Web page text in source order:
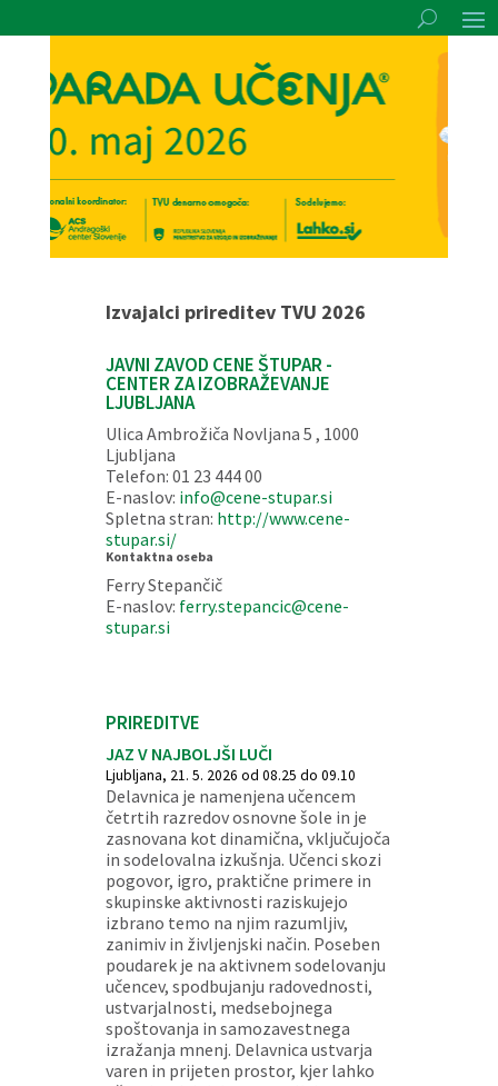
Izvajalci prireditev TVU 2026
JAVNI ZAVOD CENE ŠTUPAR -
CENTER ZA IZOBRAŽEVANJE
LJUBLJANA
Ulica Ambrožiča Novljana 5 , 1000
Ljubljana
Telefon: 01 23 444 00
E-naslov: info@cene-stupar.si
Spletna stran: http://www.cene-
stupar.si/
Kontaktna oseba
Ferry Stepančič
E-naslov: ferry.stepancic@cene-
stupar.si
PRIREDITVE
JAZ V NAJBOLJŠI LUČI
Ljubljana, 21. 5. 2026 od 08.25 do 09.10
Delavnica je namenjena učencem
četrtih razredov osnovne šole in je
zasnovana kot dinamična, vključujoča
in sodelovalna izkušnja. Učenci skozi
pogovor, igro, praktične primere in
skupinske aktivnosti raziskujejo
izbrano temo na njim razumljiv,
zanimiv in življenjski način. Poseben
poudarek je na aktivnem sodelovanju
učencev, spodbujanju radovednosti,
ustvarjalnosti, medsebojnega
spoštovanja in samozavestnega
izražanja mnenj. Delavnica ustvarja
varen in prijeten prostor, kjer lahko